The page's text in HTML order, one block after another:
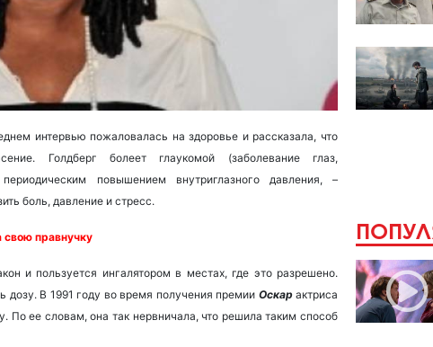
интервью пожаловалась на здоровье и рассказала, что
Голдберг болеет глаукомой (заболевание глаз,
повышением внутриглазного давления, –
боль, давление и стресс.
свою правнучку
и пользуется ингалятором в местах, где это разрешено.
дозу. В 1991 году во время получения премии Оскар актриса
По ее словам, она так нервничала, что решила таким способ